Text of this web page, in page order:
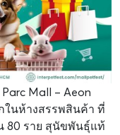
Mall – Aeon
ในห้างสรรพสินค้า ที่
80 ราย สุนัขพันธุ์แท้